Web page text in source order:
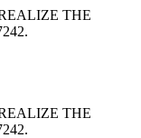
THE
THE